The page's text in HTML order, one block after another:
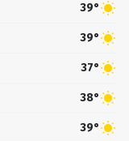
39°
39°
37°
38°
39°